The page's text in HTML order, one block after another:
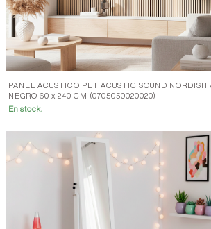
PANEL ACUSTICO PET ACUSTIC SOUND NORDISH
NEGRO 60 x 240 CM (0705050020020)
En stock.